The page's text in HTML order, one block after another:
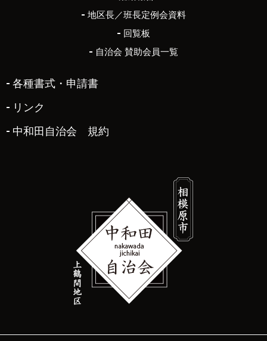
地区長／班長定例会資料
回覧板
自治会 賛助会員一覧
各種書式・申請書
リンク
中和田自治会 規約